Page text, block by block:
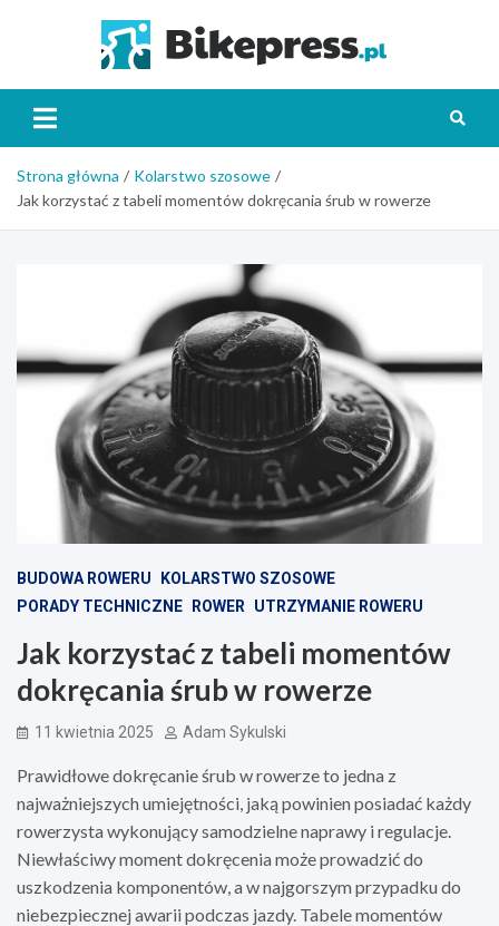
Strona główna
Kolarstwo szosowe
Jak korzystać z tabeli momentów dokręcania śrub w rowerze
BUDOWA ROWERU
KOLARSTWO SZOSOWE
PORADY TECHNICZNE
ROWER UTRZYMANIE ROWERU
Jak korzystać z tabeli momentów
dokręcania śrub w rowerze
11 kwietnia 2025 Adam Sykulski
Prawidłowe dokręcanie śrub w rowerze to jedna z
najważniejszych umiejętności, jaką powinien posiadać każdy
rowerzysta wykonujący samodzielne naprawy i regulacje.
Niewłaściwy moment dokręcenia może prowadzić do
uszkodzenia komponentów, a w najgorszym przypadku do
niebezpiecznej awarii podczas jazdy. Tabele momentów